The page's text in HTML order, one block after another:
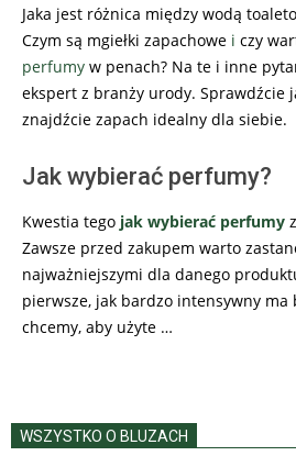
Jaka jest różnica między wodą
Czym są mgiełki zapachowe i czy
perfumy w penach? Na te i inne
ekspert z branży urody. Sprawdźcie
znajdźcie zapach idealny dla siebie.
Jak wybierać perfumy?
Kwestia tego jak wybierać perfumy
Zawsze przed zakupem warto
najważniejszymi dla danego
pierwsze, jak bardzo intensywny ma
chcemy, aby użyte …
WSZYSTKO O BLUZACH